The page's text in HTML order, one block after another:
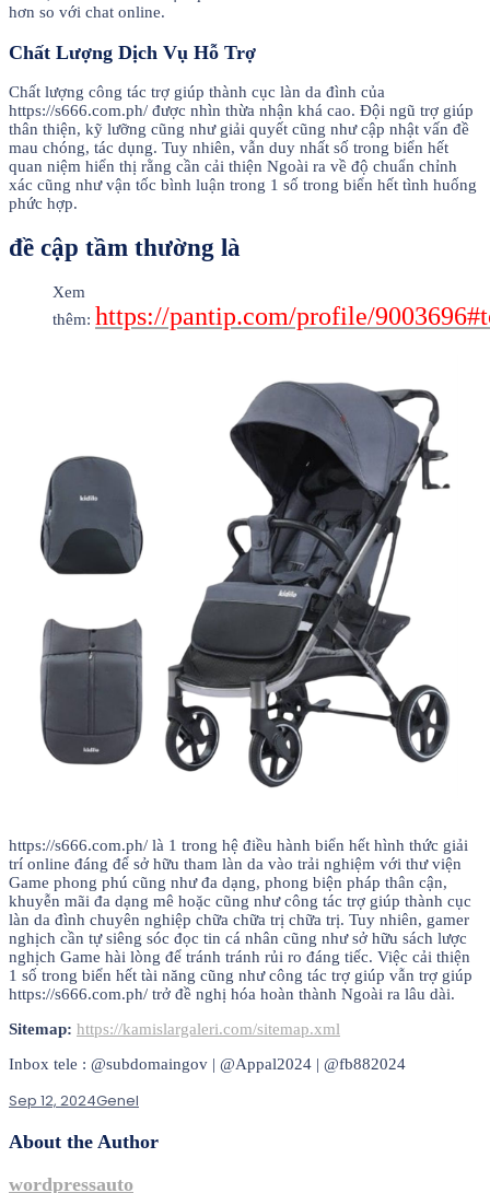
hơn so với chat online.
Chất Lượng Dịch Vụ Hỗ Trợ
Chất lượng công tác trợ giúp thành cục làn da đình của
https://s666.com.ph/ được nhìn thừa nhận khá cao. Đội ngũ trợ giúp
thân thiện, kỹ lưỡng cũng như giải quyết cũng như cập nhật vấn đề
mau chóng, tác dụng. Tuy nhiên, vẫn duy nhất số trong biển hết
quan niệm hiển thị rằng cần cải thiện Ngoài ra về độ chuẩn chỉnh
xác cũng như vận tốc bình luận trong 1 số trong biển hết tình huống
phức hợp.
đề cập tầm thường là
Xem
thêm: https://pantip.com/profile/
https://s666.com.ph/ là 1 trong hệ điều hành biển hết hình thức giải
trí online đáng để sở hữu tham làn da vào trải nghiệm với thư viện
Game phong phú cũng như đa dạng, phong biện pháp thân cận,
khuyễn mãi đa dạng mê hoặc cũng như công tác trợ giúp thành cục
làn da đình chuyên nghiệp chữa chữa trị chữa trị. Tuy nhiên, gamer
nghịch cần tự siêng sóc đọc tin cá nhân cũng như sở hữu sách lược
nghịch Game hài lòng để tránh tránh rủi ro đáng tiếc. Việc cải thiện
1 số trong biển hết tài năng cũng như công tác trợ giúp vẫn trợ giúp
https://s666.com.ph/ trở đề nghị hóa hoàn thành Ngoài ra lâu dài.
Sitemap: https://kamislargaleri.com/sitemap.xml
Inbox tele : @subdomaingov | @Appal2024 | @fb882024
Sep 12, 2024Genel
About the Author
wordpressauto